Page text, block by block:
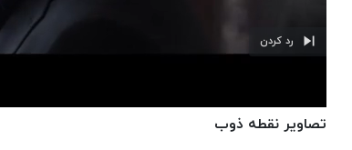
رد کردن
تصاویر نقطه ذوب